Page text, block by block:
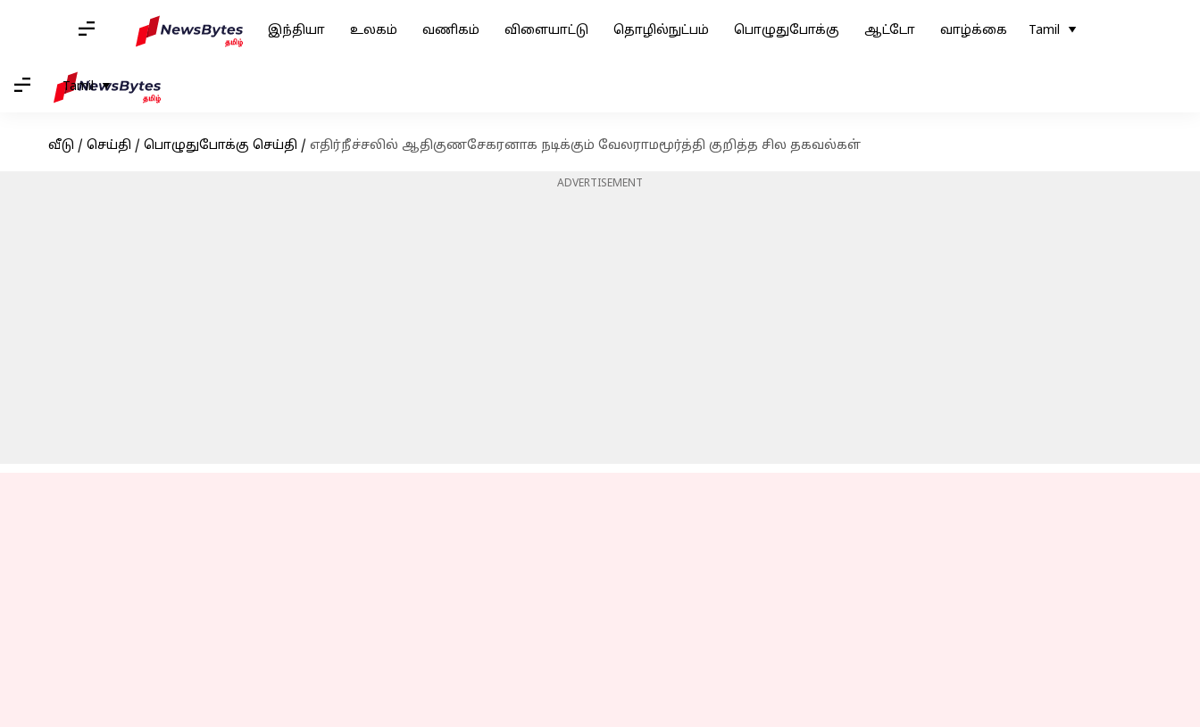
இந்தியா உலகம் வணிகம் விளையாட்டு தொழில்நுட்பம் பொழுதுபோக்கு ஆட்டோ வாழ்க்கை Tamil
Tamil
வீடு / செய்தி / பொழுதுபோக்கு செய்தி / எதிர்நீச்சலில் ஆதிகுணசேகரனாக நடிக்கும் வேலராமமூர்த்தி குறித்த சில தகவல்கள்
ADVERTISEMENT